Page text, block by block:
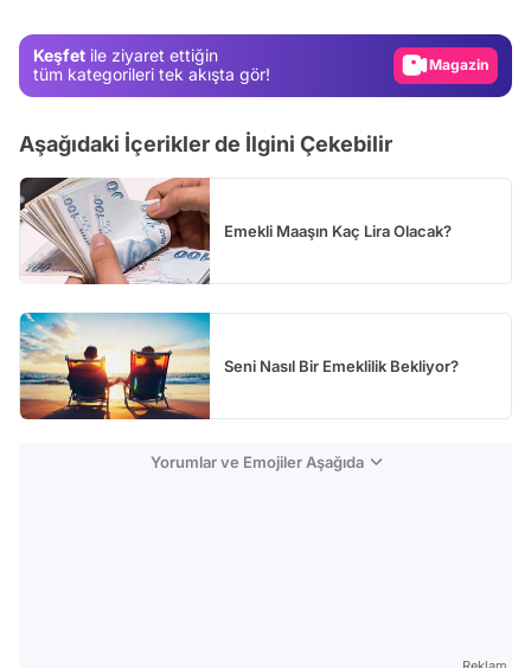
Keşfet ile ziyaret ettiğin
tüm kategorileri tek akışta gör!
Magazin
Aşağıdaki İçerikler de İlgini Çekebilir
Emekli Maaşın Kaç Lira Olacak?
Seni Nasıl Bir Emeklilik Bekliyor?
Yorumlar ve Emojiler Aşağıda